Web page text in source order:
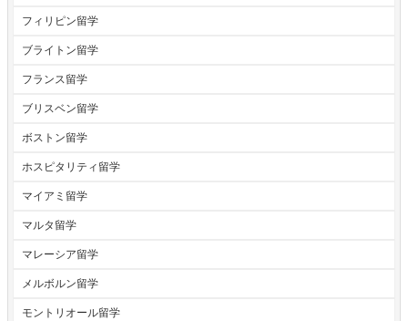
フィリピン留学
ブライトン留学
フランス留学
ブリスベン留学
ボストン留学
ホスピタリティ留学
マイアミ留学
マルタ留学
マレーシア留学
メルボルン留学
モントリオール留学